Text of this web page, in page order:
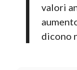
valori
dicono